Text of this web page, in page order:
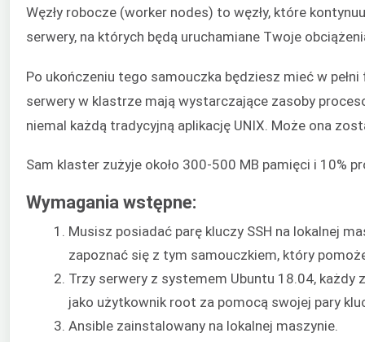
Węzły robocze (worker nodes) to węzły, które
serwery, na których będą uruchamiane Twoje
Po ukończeniu tego samouczka będziesz mieć w
serwery w klastrze mają wystarczające zasoby
niemal każdą tradycyjną aplikację UNIX. Może ona
Sam klaster zużyje około 300-500 MB pamięci i 10%
Wymagania wstępne:
Musisz posiadać parę kluczy SSH na lokalnej
zapoznać się z tym samouczkiem, który
Trzy serwery z systemem Ubuntu 18.04, każdy
jako użytkownik root za pomocą swojej pary
Ansible zainstalowany na lokalnej maszynie.